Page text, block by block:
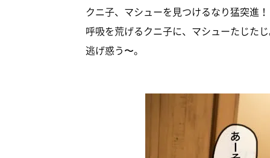
クニ子、マシューを見つけるなり猛突進！
呼吸を荒げるクニ子に、マシューたじた
逃げ惑う〜。